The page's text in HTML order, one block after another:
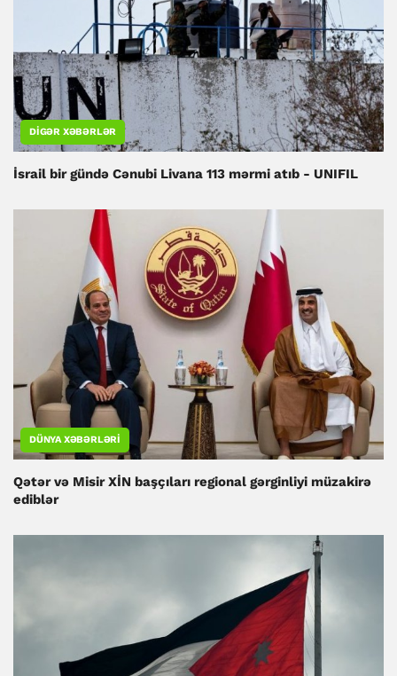
DIGƏR XƏBƏRLƏR
İsrail bir gündə Cənubi Livana 113 mərmi atıb - UNIFIL
DÜNYA XƏBƏRLƏRI
Qətər və Misir XİN başçıları regional gərginliyi müzakirə
ediblər